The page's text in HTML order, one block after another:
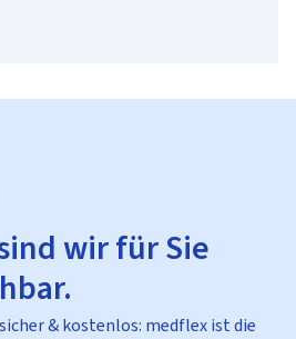
wir für Sie
& kostenlos: medflex ist die